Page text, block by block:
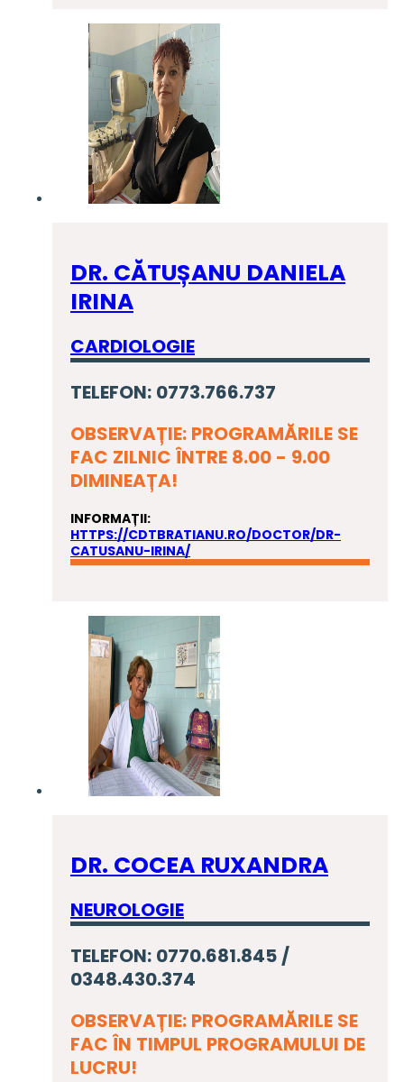
DR. CĂTUȘANU DANIELA
IRINA
CARDIOLOGIE
TELEFON: 0773.766.737
OBSERVAȚIE: PROGRAMĂRILE SE
FAC ZILNIC ÎNTRE 8.00 - 9.00
DIMINEAȚA!
INFORMAȚII:
HTTPS://CDTBRATIANU.RO/DOCTOR/DR-
CATUSANU-IRINA/
DR. COCEA RUXANDRA
NEUROLOGIE
TELEFON: 0770.681.845 /
0348.430.374
OBSERVAȚIE: PROGRAMĂRILE SE
FAC ÎN TIMPUL PROGRAMULUI DE
LUCRU!